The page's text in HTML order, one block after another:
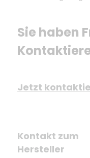
Sie haben
Jetzt
Kontakt zum
Hersteller